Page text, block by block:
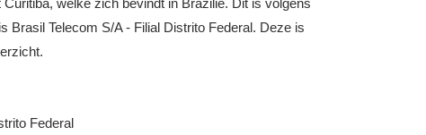
welke zich bevindt in Brazilië. Dit is volgens
Brasil Telecom S/A - Filial Distrito Federal. Deze is
Federal